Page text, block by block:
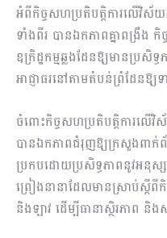
អំពីកិច្ចសហប្រតិបត្តិការលើវិស័
ទាំងពីរ បានឯក​ភាពគ្នាពង្រឹង កិ
ឧក្រិដ្ឋកម្មឆ្លង​ដែន​ឱ្យមានប្រសិ
អាជ្ញាធរនៅតាមតំបន់ព្រំដែនឱ្យ​
ចំពោះកិច្ចសហប្រតិបត្តិការលើ
បានឯកភាព​ជំរុញ​ឱ្យក្រសួង​ពាក់ព័
ប្រកបដោយប្រសិទ្ធភាពនូវ​អនុស្
ព្រៀងនានា​ដែលមានស្រាប់ស្ដីពី
និងឡាវ ដើម្បីធានាស្ថិរភាព និ